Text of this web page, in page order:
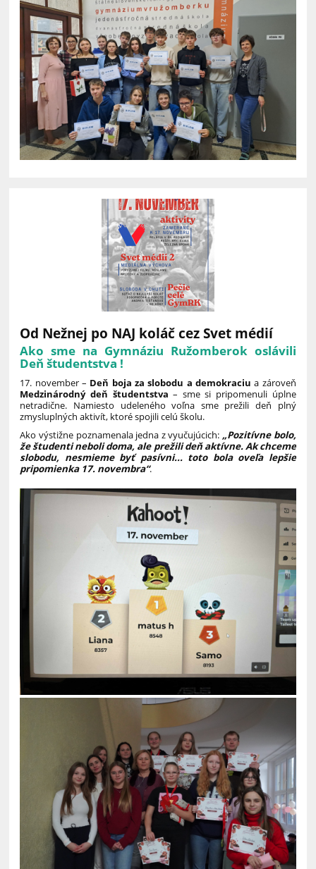
Od Nežnej po NAJ koláč cez Svet médií
Ako sme na Gymnáziu Ružomberok oslávili
Deň študentstva !
17. november – Deň boja za slobodu a demokraciu a zároveň
Medzinárodný deň študentstva – sme si pripomenuli úplne
netradične. Namiesto udeleného voľna sme prežili deň plný
zmysluplných aktivít, ktoré spojili celú školu.
Ako výstižne poznamenala jedna z vyučujúcich: „Pozitívne bolo,
že študenti neboli doma, ale prežili deň aktívne. Ak chceme
slobodu, nesmieme byť pasívni... toto bola oveľa lepšie
pripomienka 17. novembra“.